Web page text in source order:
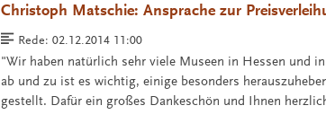
Christoph Matschie: Ansprache zur
Rede: 02.12.2014 11:00
"Wir haben natürlich sehr viele Museen in Hessen und
ab und zu ist es wichtig, einige besonders
gestellt. Dafür ein großes Dankeschön und Ihnen